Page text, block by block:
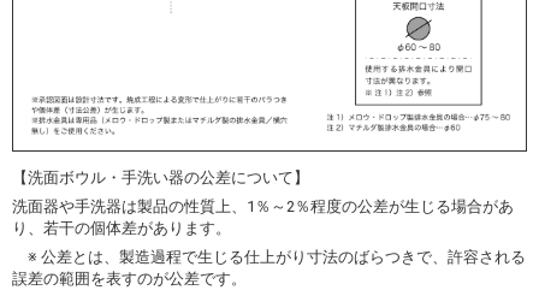
【洗面ボウル・手洗い器の公差について】
洗面器や手洗器は製品の性質上、1％～2％程度の公差が生じる場合があ
り、若干の個体差があります。
※ 公差とは、製造過程で生じる仕上がり寸法のばらつきで、許容される
誤差の範囲を表すのが公差です。